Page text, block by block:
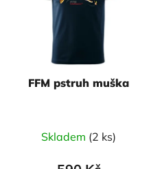
FFM pstruh muška
hodnocení
produktu
Skladem (2 ks)